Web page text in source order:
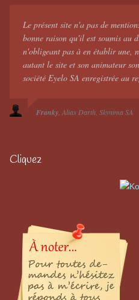
Le présent site n'a pas de
bonne raison qu'il est soumis au
n'obligeant pas à en établir une,
autant le site et son animateur
société Eyelo SA enregistrée au
Franky Alias Darth Skynima SA
Cliquez